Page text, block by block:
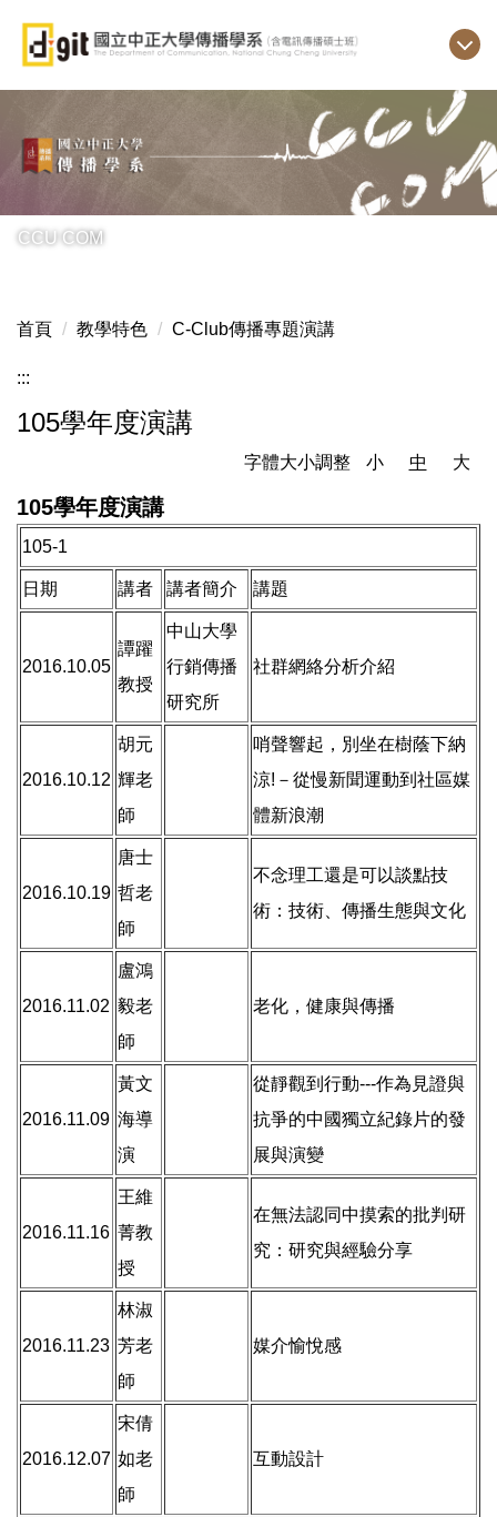
主
區
CCU COM
首頁 教學特色 C-Club傳播專題演講
:::
105學年度演講
字體大小調整 小 中 大
105學年度演講
105-1
日期 講者 講者簡介 講題
2016.10.05
譚躍
教授
中山大學
行銷傳播
研究所
社群網絡分析介紹
2016.10.12
胡元
輝老
師
哨聲響起，別坐在樹蔭下納
涼!－從慢新聞運動到社區媒
體新浪潮
2016.10.19
唐士
哲老
師
不念理工還是可以談點技
術：技術、傳播生態與文化
2016.11.02
盧鴻
毅老
師
老化，健康與傳播
2016.11.09
黃文
海導
演
從靜觀到行動---作為見證與
抗爭的中國獨立紀錄片的發
展與演變
2016.11.16
王維
菁教
授
在無法認同中摸索的批判研
究：研究與經驗分享
2016.11.23
林淑
芳老
師
媒介愉悅感
2016.12.07
宋倩
如老
師
互動設計